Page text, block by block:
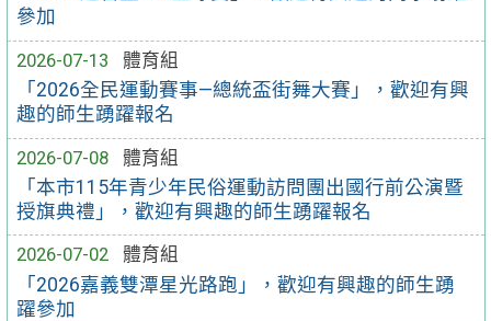
參加
2026-07-13
體育組
「2026全民運動賽事—總統盃街舞大賽」，歡迎有興
趣的師生踴躍報名
2026-07-08
體育組
「本市115年青少年民俗運動訪問團出國行前公演暨
授旗典禮」，歡迎有興趣的師生踴躍報名
2026-07-02
體育組
「2026嘉義雙潭星光路跑」，歡迎有興趣的師生踴
躍參加